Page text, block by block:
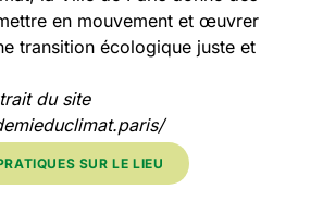
en mouvement et œuvrer
transition écologique juste et
du site
SUR LE LIEU